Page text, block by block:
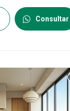
Consultar